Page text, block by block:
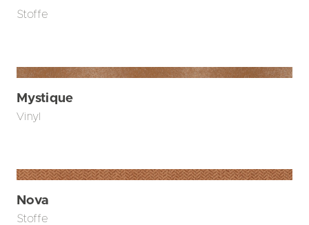
Stoffe
Mystique
Vinyl
Nova
Stoffe